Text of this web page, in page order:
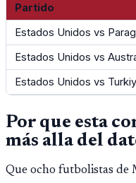
este tipo en la historia.
Partido
Estados Unidos vs
Estados Unidos vs
Estados Unidos vs
Por que esta
más alla del
Que ocho futbolistas de